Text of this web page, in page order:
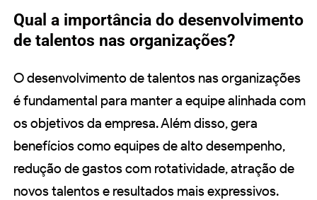
Qual a importância do desenvolvimento
de talentos nas organizações?
O desenvolvimento de talentos nas organizações
é fundamental para manter a equipe alinhada com
os objetivos da empresa. Além disso, gera
benefícios como equipes de alto desempenho,
redução de gastos com rotatividade, atração de
novos talentos e resultados mais expressivos.